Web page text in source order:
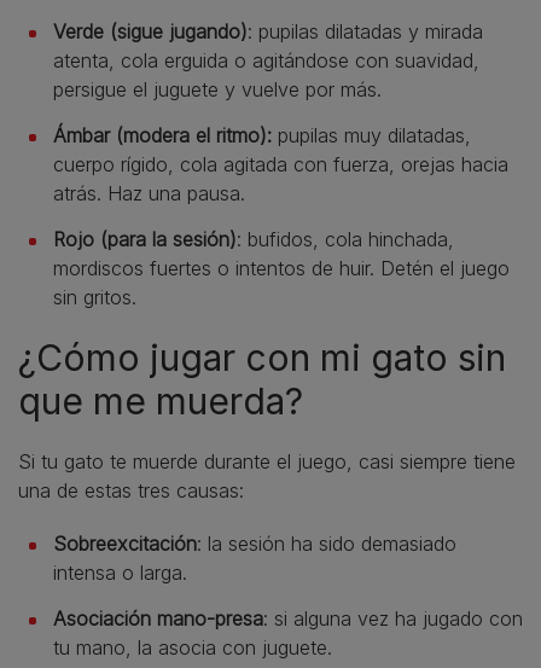
Verde (sigue jugando): pupilas dilatadas y mirada
atenta, cola erguida o agitándose con suavidad,
persigue el juguete y vuelve por más.
Ámbar (modera el ritmo): pupilas muy dilatadas,
cuerpo rígido, cola agitada con fuerza, orejas hacia
atrás. Haz una pausa.
Rojo (para la sesión): bufidos, cola hinchada,
mordiscos fuertes o intentos de huir. Detén el juego
sin gritos.
¿Cómo jugar con mi gato sin
que me muerda?
Si tu gato te muerde durante el juego, casi siempre tiene
una de estas tres causas:
Sobreexcitación: la sesión ha sido demasiado
intensa o larga.
Asociación mano-presa: si alguna vez ha jugado con
tu mano, la asocia con juguete.